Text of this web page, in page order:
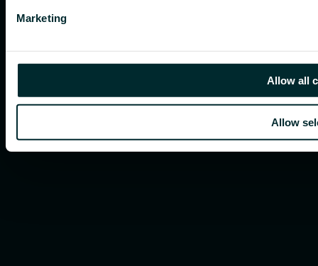
Marketing
Allow all
Allow